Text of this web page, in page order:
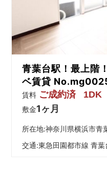
し
た
お
青葉台駅！最上階
ベ賃貸
賃料 ご成約済 1DK
敷金1ヶ月
所在地:神奈川県横浜市青
交通:東急田園都市線 青葉